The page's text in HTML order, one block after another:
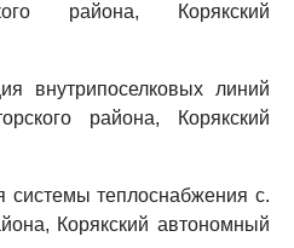
района, Корякский
внутрипоселковых линий
района, Корякский
системы теплоснабжения с.
Корякский автономный